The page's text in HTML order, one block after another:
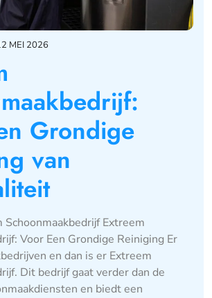
MEI 2026
Grondige
van
Extreem
Voor Een Grondige Reiniging Er
en dan is er Extreem
Dit bedrijf gaat verder dan de
en biedt een